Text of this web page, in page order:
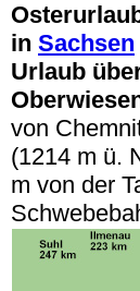
in Sachsen
Urlaub
von
(1214 m ü.
m von der